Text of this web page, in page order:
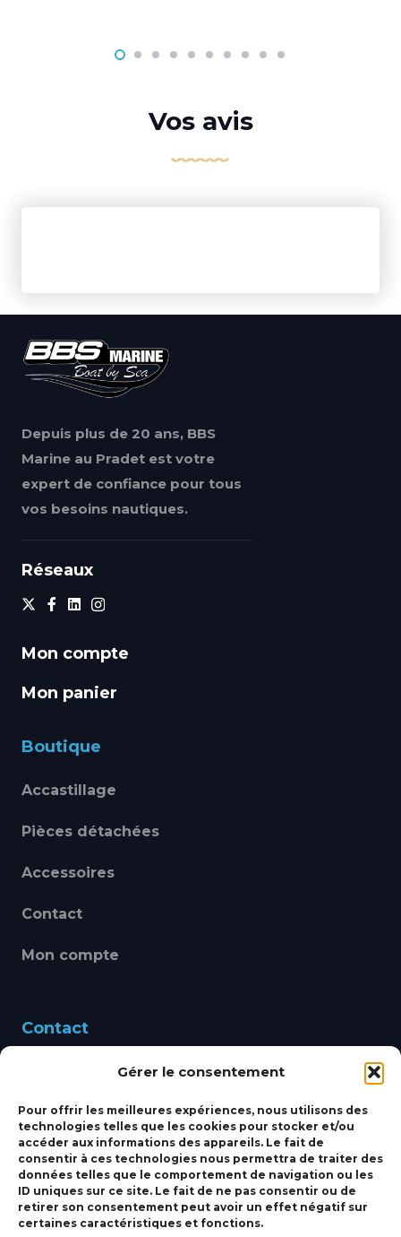
Gérer le consentement
Pour offrir les meilleures expériences, nous utilisons des
technologies telles que les cookies pour stocker et/ou
accéder aux informations des appareils. Le fait de
consentir à ces technologies nous permettra de traiter des
données telles que le comportement de navigation ou les
ID uniques sur ce site. Le fait de ne pas consentir ou de
retirer son consentement peut avoir un effet négatif sur
certaines caractéristiques et fonctions.
Vos avis
Depuis plus de 20 ans, BBS
Marine au Pradet est votre
expert de confiance pour tous
vos besoins nautiques.
Réseaux
Mon compte
Mon panier
Boutique
Accastillage
Pièces détachées
Accessoires
Contact
Mon compte
Contact
460 Avenue Alain Le
bbsmarine@bbs-
marine.fr
Fixe:04 27 50 24 50
Mobile:06 69 44 48 83